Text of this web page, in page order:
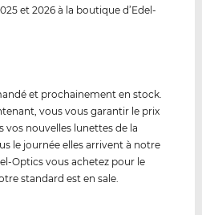
et 2026 à la boutique d’Edel-
et prochainement en stock.
vous vous garantir le prix
vos nouvelles lunettes de la
le journée elles arrivent à notre
Optics vous achetez pour le
standard est en sale.